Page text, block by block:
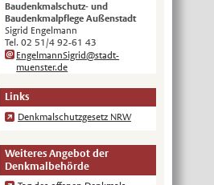
Русский
中文
Automatische Übersetzung, ohne
Gewähr auf Richtigkeit.
Baudenkmalschutz- und
Baudenkmalpflege Außenstadt
Sigrid Engelmann
Tel. 02 51/4 92-61 43
EngelmannSigrid@stadt-
muenster.de
Links
Denkmalschutzgesetz NRW
Weiteres Angebot der
Denkmalbehörde